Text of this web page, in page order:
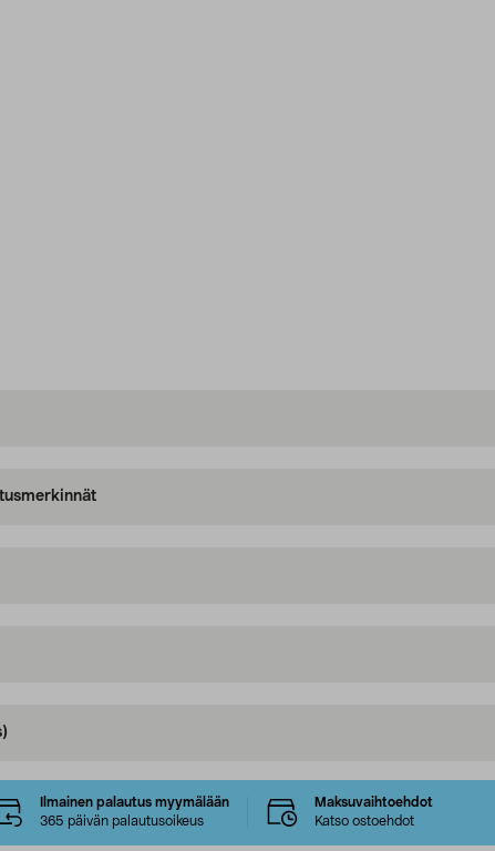
Ilmainen palautus myymälään
365 päivän palautusoikeus
Maksuvaihtoehdot
Katso ostoehdot